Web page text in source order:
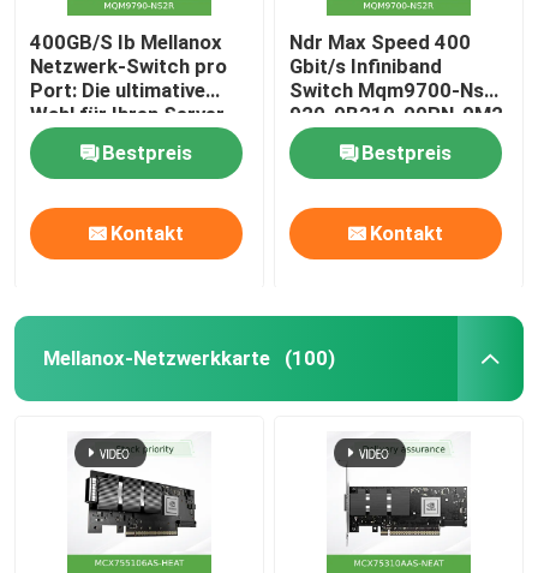
400GB/S Ib Mellanox
Netzwerk-Switch pro
Port: Die ultimative
Wahl für Ihren Server.
Lagerbestand:
MQM9790-NS2R (920-
9B210-00RN-0D0)
Managed Switches
Bestpreis
Kontakt
Ndr Max Speed 400
Gbit/s Infiniband
Switch Mqm9700-Ns2r
920-9B210-00RN-0M2
Perfekt für
Kundenanforderungen
von Nvidia Qm9700 1U
Bestpreis
Kontakt
Mellanox-Netzwerkkarte (100)